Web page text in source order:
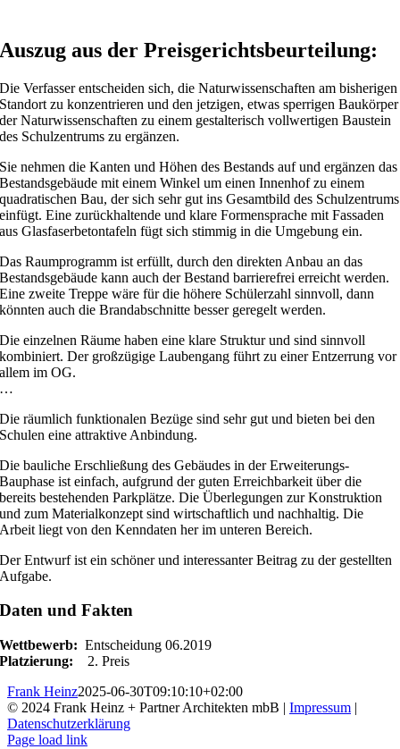
Auszug aus der Preisgerichtsbeurteilung:
Die Verfasser entscheiden sich, die Naturwissenschaften am bisherigen
Standort zu konzentrieren und den jetzigen, etwas sperrigen Baukörper
der Naturwissenschaften zu einem gestalterisch vollwertigen Baustein
des Schulzentrums zu ergänzen.
Sie nehmen die Kanten und Höhen des Bestands auf und ergänzen das
Bestandsgebäude mit einem Winkel um einen Innenhof zu einem
quadratischen Bau, der sich sehr gut ins Gesamtbild des Schulzentrums
einfügt. Eine zurückhaltende und klare Formensprache mit Fassaden
aus Glasfaserbetontafeln fügt sich stimmig in die Umgebung ein.
Das Raumprogramm ist erfüllt, durch den direkten Anbau an das
Bestandsgebäude kann auch der Bestand barrierefrei erreicht werden.
Eine zweite Treppe wäre für die höhere Schülerzahl sinnvoll, dann
könnten auch die Brandabschnitte besser geregelt werden.
Die einzelnen Räume haben eine klare Struktur und sind sinnvoll
kombiniert. Der großzügige Laubengang führt zu einer Entzerrung vor
allem im OG.
…
Die räumlich funktionalen Bezüge sind sehr gut und bieten bei den
Schulen eine attraktive Anbindung.
Die bauliche Erschließung des Gebäudes in der Erweiterungs-
Bauphase ist einfach, aufgrund der guten Erreichbarkeit über die
bereits bestehenden Parkplätze. Die Überlegungen zur Konstruktion
und zum Materialkonzept sind wirtschaftlich und nachhaltig. Die
Arbeit liegt von den Kenndaten her im unteren Bereich.
Der Entwurf ist ein schöner und interessanter Beitrag zu der gestellten
Aufgabe.
Daten und Fakten
Wettbewerb: Entscheidung 06.2019
Platzierung: 2. Preis
Frank Heinz2025-06-30T09:10:10+02:00
© 2024 Frank Heinz + Partner Architekten mbB | Impressum |
Datenschutzerklärung
Instagram
Page load link